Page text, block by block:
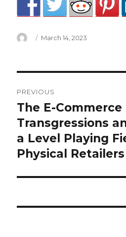
Author
Posted
March 14, 2023
oxigenador
cerebral
PREVIOUS
Previous
post:
The E-Commerce
Transgressions
a Level Playing
Physical Retailers